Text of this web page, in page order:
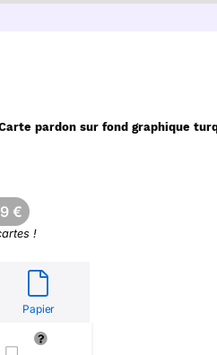
pardon sur fond graphique
€
!
Papier